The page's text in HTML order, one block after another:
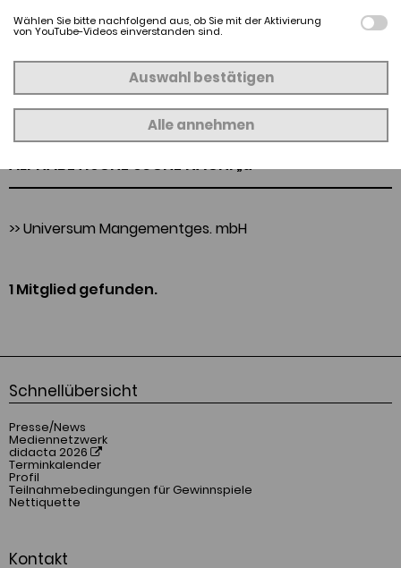
MITGLIEDER DES DIDACTA VERBANDS -
ALPHABETISCHE SUCHE NACH: „u“
>>Universum Mangementges. mbH
1 Mitglied gefunden.
Schnellübersicht
Presse/News
Mediennetzwerk
didacta 2026
Terminkalender
Profil
Teilnahmebedingungen für Gewinnspiele
Nettiquette
Kontakt
Wählen Sie bitte nachfolgend aus, ob Sie mit der Aktivierung
von YouTube-Videos einverstanden sind.
Auswahl bestätigen
Alle annehmen